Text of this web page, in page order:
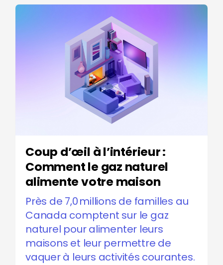
Coup d’œil à l’intérieur :
Comment le gaz naturel
alimente votre maison
Près de 7,0 millions de familles au
Canada comptent sur le gaz
naturel pour alimenter leurs
maisons et leur permettre de
vaquer à leurs activités courantes.